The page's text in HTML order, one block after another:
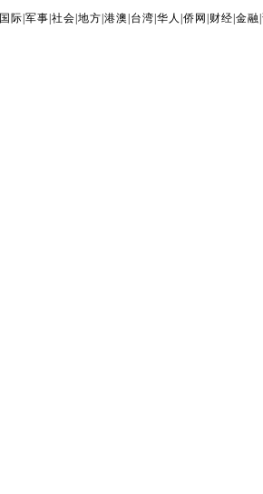
国际 |军事 |社会 |地方 |港澳 台湾 |华人 |侨网 财经 |金融 |